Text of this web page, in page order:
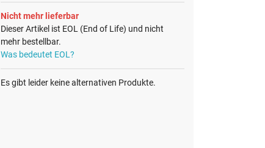
Nicht mehr lieferbar
Dieser Artikel ist EOL (End of Life) und nicht
mehr bestellbar.
Was bedeutet EOL?
Es gibt leider keine alternativen Produkte.